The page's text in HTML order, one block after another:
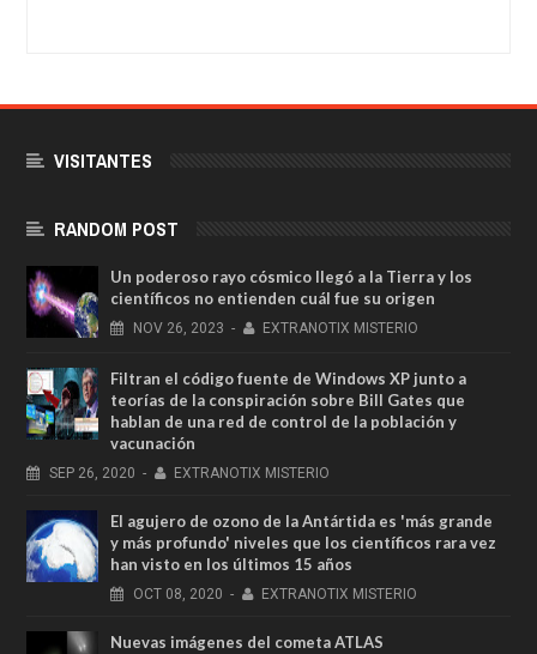
VISITANTES
RANDOM POST
Un poderoso rayo cósmico llegó a la Tierra y los
científicos no entienden cuál fue su origen
NOV 26, 2023 - EXTRANOTIX MISTERIO
Filtran el código fuente de Windows XP junto a
teorías de la conspiración sobre Bill Gates que
hablan de una red de control de la población y
vacunación
SEP 26, 2020 - EXTRANOTIX MISTERIO
El agujero de ozono de la Antártida es 'más grande
y más profundo' niveles que los científicos rara vez
han visto en los últimos 15 años
OCT 08, 2020 - EXTRANOTIX MISTERIO
Nuevas imágenes del cometa ATLAS